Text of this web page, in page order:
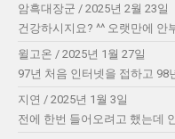
암흑대장군 / 2025년 2월 23일
건강하시지요? ^^ 오랫만에 안
윌고온 / 2025년 1월 27일
97년 처음 인터넷을 접하고 98
지연 / 2025년 1월 3일
전에 한번 들어오려고 했는데